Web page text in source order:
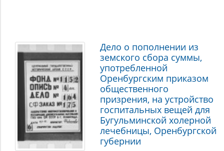
Дело о пополнении из
земского сбора суммы,
употребленной
Оренбургским приказом
общественного
призрения, на устройство
госпитальных вещей для
Бугульминской холерной
лечебницы, Оренбургской
губернии